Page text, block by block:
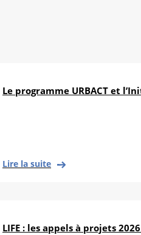
Le programme URBACT et
Lire la suite
LIFE : les appels à projets